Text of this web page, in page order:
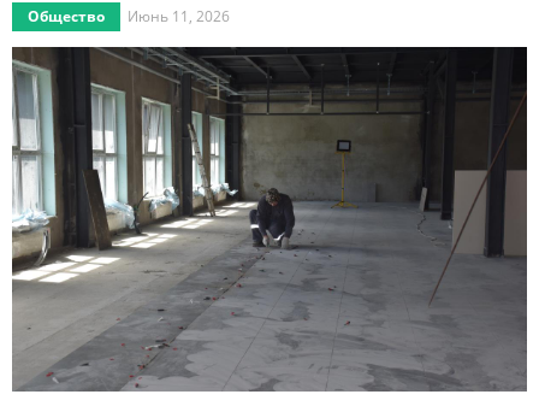
Общество Июнь 11, 2026